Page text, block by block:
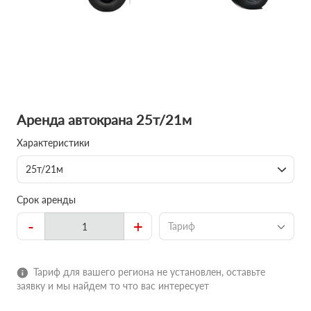
Аренда автокрана 25т/21м
Характеристики
25т/21м
Срок аренды
- + Тариф
Тариф для вашего региона не установлен, оставьте
заявку и мы найдем то что вас интересует